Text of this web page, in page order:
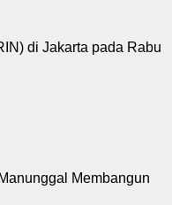
di Jakarta pada Rabu
Membangun